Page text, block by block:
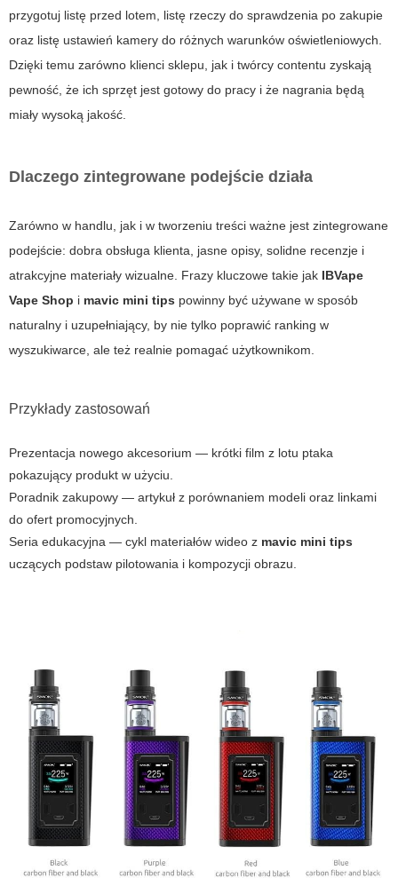
przygotuj listę przed lotem, listę rzeczy do sprawdzenia po zakupie
oraz listę ustawień kamery do różnych warunków oświetleniowych.
Dzięki temu zarówno klienci sklepu, jak i twórcy contentu zyskają
pewność, że ich sprzęt jest gotowy do pracy i że nagrania będą
miały wysoką jakość.
Dlaczego zintegrowane podejście działa
Zarówno w handlu, jak i w tworzeniu treści ważne jest zintegrowane
podejście: dobra obsługa klienta, jasne opisy, solidne recenzje i
atrakcyjne materiały wizualne. Frazy kluczowe takie jak IBVape
Vape Shop i mavic mini tips powinny być używane w sposób
naturalny i uzupełniający, by nie tylko poprawić ranking w
wyszukiwarce, ale też realnie pomagać użytkownikom.
Przykłady zastosowań
Prezentacja nowego akcesorium — krótki film z lotu ptaka
pokazujący produkt w użyciu.
Poradnik zakupowy — artykuł z porównaniem modeli oraz linkami
do ofert promocyjnych.
Seria edukacyjna — cykl materiałów wideo z mavic mini tips
uczących podstaw pilotowania i kompozycji obrazu.